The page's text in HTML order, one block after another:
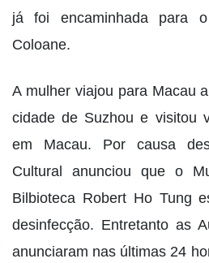
já foi encaminhada para
Coloane.
A mulher viajou para Macau
cidade de Suzhou e visitou
em Macau. Por causa
Cultural anunciou que o
Bilbioteca Robert Ho Tung
desinfecção. Entretanto as
anunciaram nas últimas 24